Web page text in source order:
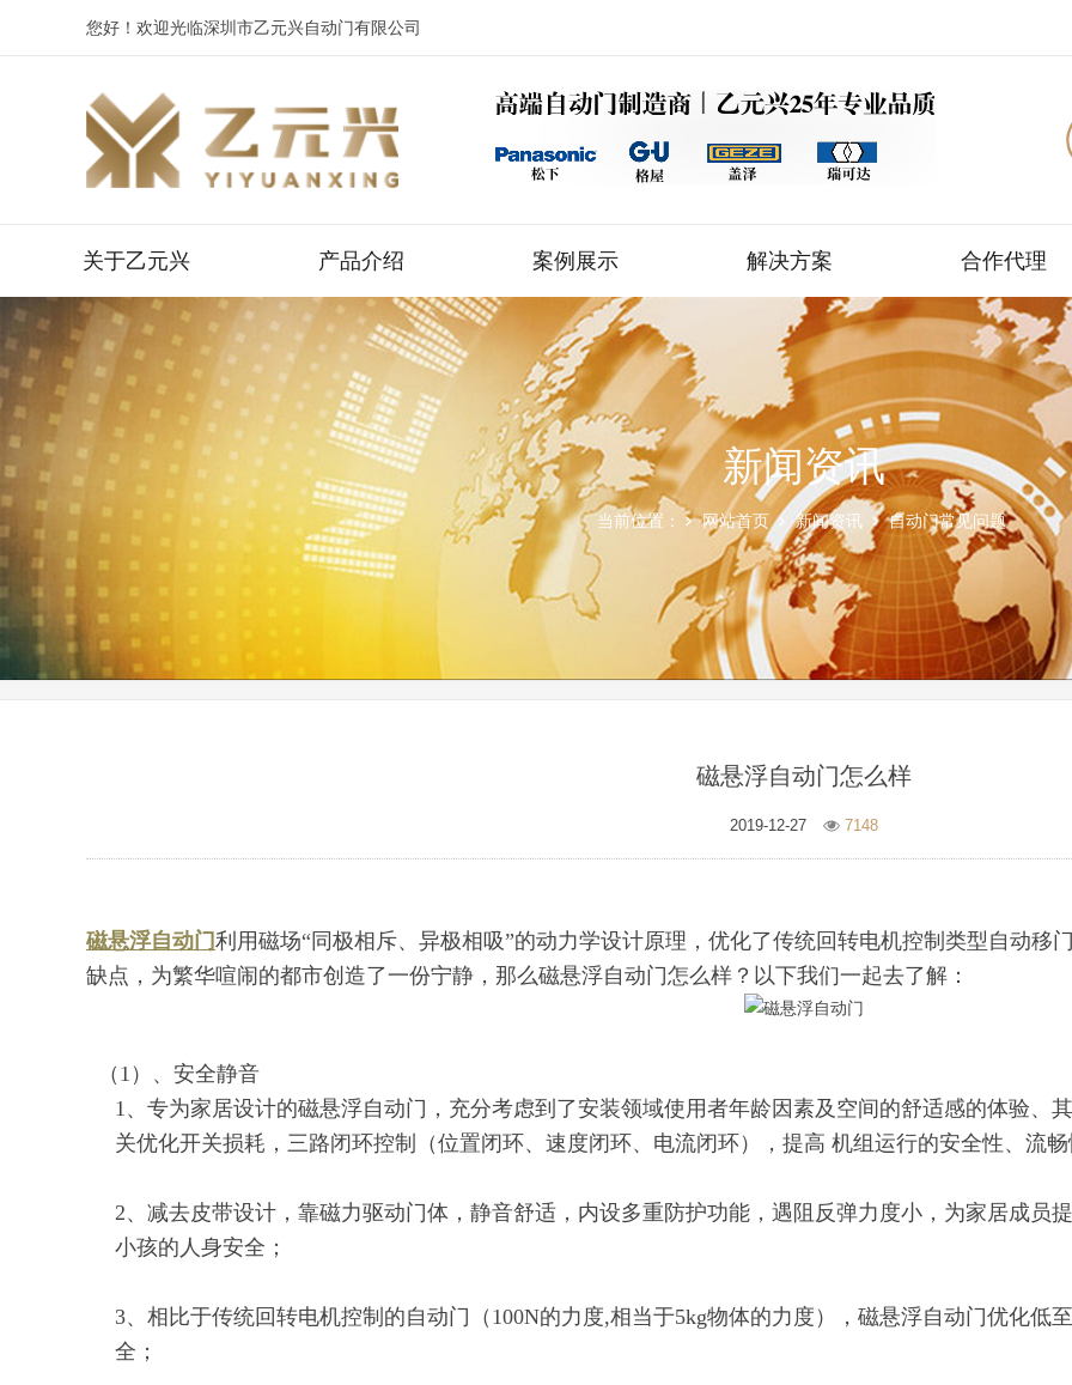
您好！欢迎光临深圳市乙元兴自动门有限公司
关于乙元兴 产品介绍 案例展示 解决方案 合作代理
新闻资讯
当前位置： 网站首页 新闻资讯 自动门常见问题
磁悬浮自动门怎么样
2019-12-27 7148
磁悬浮自动门利用磁场“同极相斥、异极相吸”的动力学设计原理，优化了传统回转电机控制类型自动移
缺点，为繁华喧闹的都市创造了一份宁静，那么磁悬浮自动门怎么样？以下我们一起去了解：
（1） 、安全静音
1、专为家居设计的磁悬浮自动门，充分考虑到了安装领域使用者年龄因素及空间的舒适感的体验、
关优化开关损耗，三路闭环控制（位置闭环、速度闭环、电流闭环），提高 机组运行的安全性、流
2、减去皮带设计，靠磁力驱动门体，静音舒适，内设多重防护功能，遇阻反弹力度小，为家居成员
小孩的人身安全；
3、相比于传统回转电机控制的自动门（100N的力度,相当于5kg物体的力度），磁悬浮自动门优化低
全；